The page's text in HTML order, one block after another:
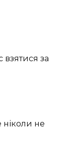
за
ніколи не